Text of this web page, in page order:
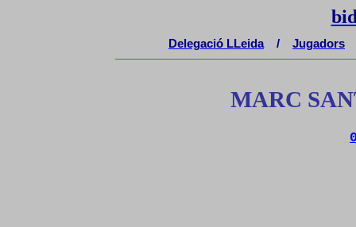
Delegació LLeida / Jugadors
MARC